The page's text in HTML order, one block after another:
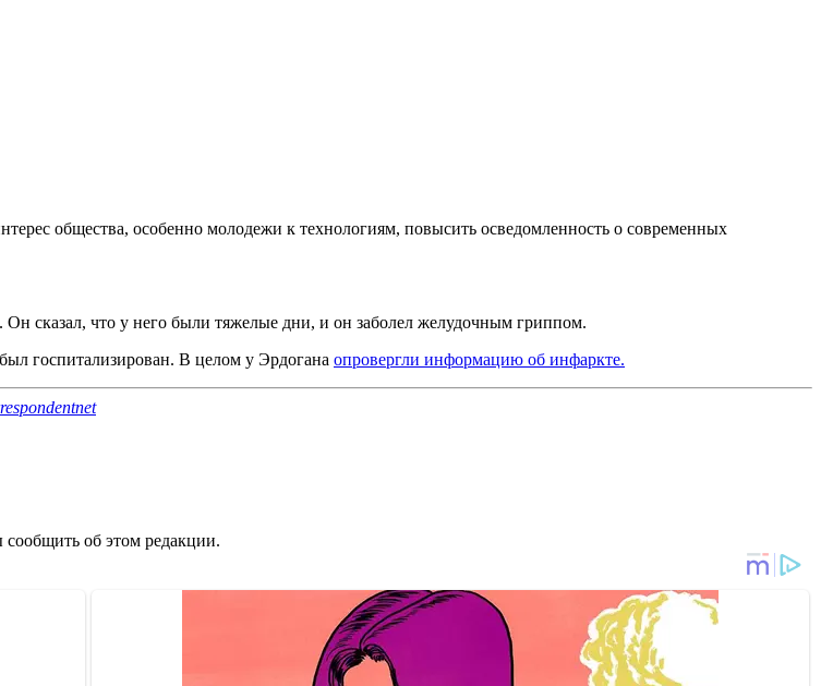
общества, особенно молодежи к технологиям, повысить осведомленность о современных
Он сказал, что у него были тяжелые дни, и он заболел желудочным гриппом.
госпитализирован. В целом у Эрдогана опровергли информацию об инфаркте.
об этом редакции.